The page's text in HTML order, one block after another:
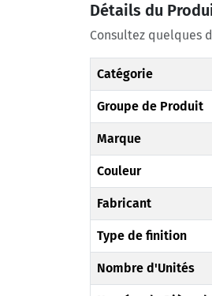
Détails du
Consultez quelques
Catégorie
Groupe de Produit
Marque
Couleur
Fabricant
Type de finition
Nombre d'Unités